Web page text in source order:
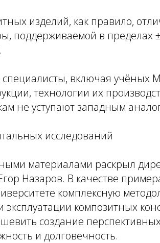
изделий, как правило,
поддерживаемой в пределах
специалисты, включая учёных
технологии их
не уступают западным
исследований
материалами раскрыл
Назаров. В качестве
комплексную
композитных
создание
и долговечность.